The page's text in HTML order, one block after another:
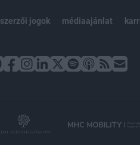
szerzői jogok médiaajánlat